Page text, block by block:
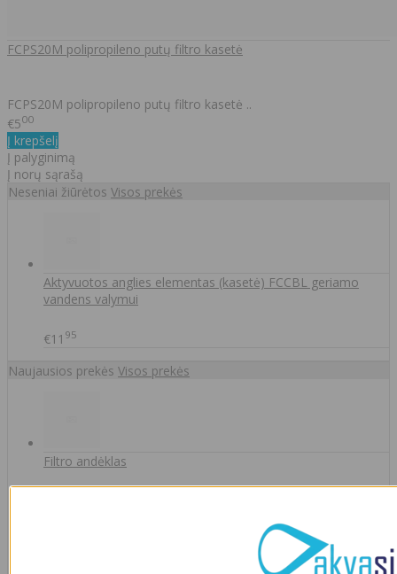
FCPS20M polipropileno putų filtro kasetė
FCPS20M polipropileno putų filtro kasetė ..
€500
Į krepšelį
Į palyginimą
Į norų sąrašą
Neseniai žiūrėtos Visos prekės
Aktyvuotos anglies elementas (kasetė) FCCBL geriamo
vandens valymui
€11 95
Naujausios prekės Visos prekės
Filtro andėklas